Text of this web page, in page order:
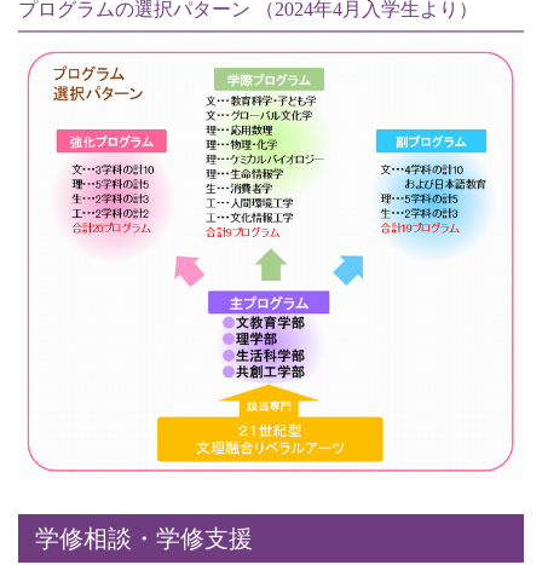
プログラムの選択パターン （2024年4月入学生より）
学修相談・学修支援